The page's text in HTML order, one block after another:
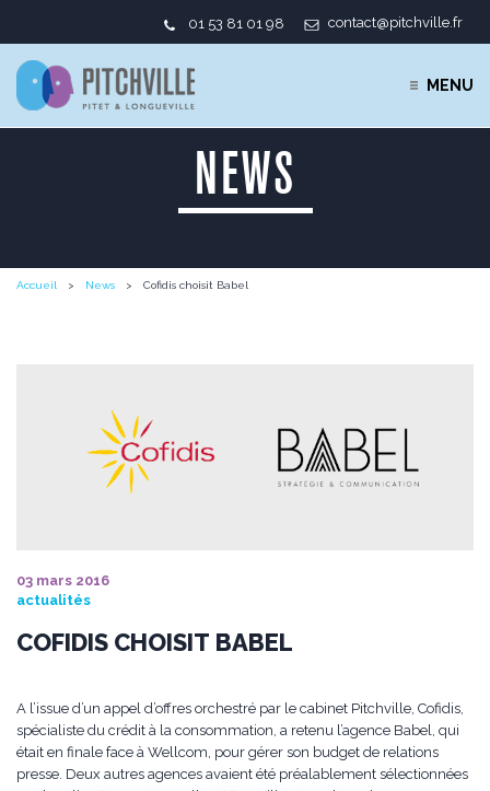
01 53 81 01 98 contact@pitchville.fr
MENU
NEWS
Accueil News Cofidis choisit Babel
03 mars 2016
actualités
COFIDIS CHOISIT BABEL
A l’issue d’un appel d’offres orchestré par le cabinet Pitchville, Cofidis,
spécialiste du crédit à la consommation, a retenu l’agence Babel, qui
était en finale face à Wellcom, pour gérer son budget de relations
presse. Deux autres agences avaient été préalablement sélectionnées